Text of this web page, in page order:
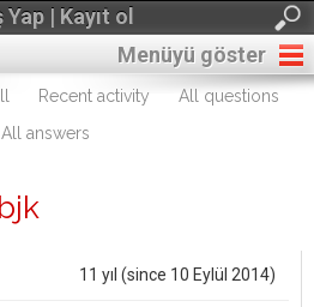
| Kayıt ol
Menüyü göster
Recent activity
All questions
All answers
11 yıl (since 10 Eylül 2014)